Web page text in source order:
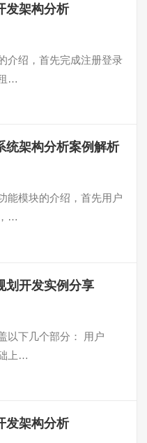
发架构分析
介绍，首先完成注册登录
…
统架构分析案例解析
能模块的介绍，首先用户
…
划开发实例分享
以下几个部分： 用户
上…
发架构分析